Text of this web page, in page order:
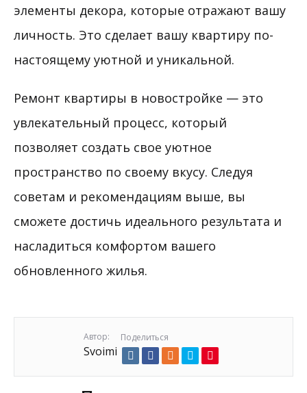
элементы декора, которые отражают вашу
личность. Это сделает вашу квартиру по-
настоящему уютной и уникальной.
Ремонт квартиры в новостройке — это
увлекательный процесс, который
позволяет создать свое уютное
пространство по своему вкусу. Следуя
советам и рекомендациям выше, вы
сможете достичь идеального результата и
насладиться комфортом вашего
обновленного жилья.
Автор:
Svoimi
Поделиться